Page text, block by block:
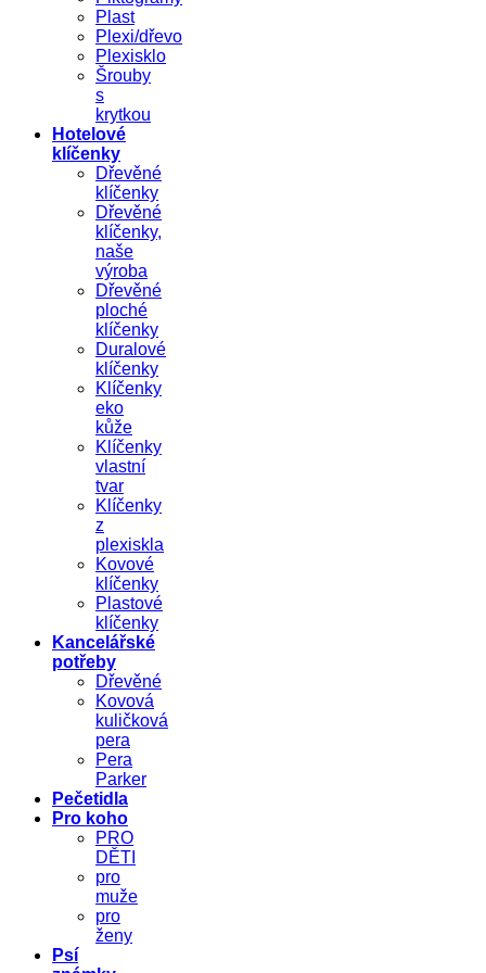
Plast
Plexi/dřevo
Plexisklo
Šrouby
s
krytkou
Hotelové
klíčenky
Dřevěné
klíčenky
Dřevěné
klíčenky,
naše
výroba
Dřevěné
ploché
klíčenky
Duralové
klíčenky
Klíčenky
eko
kůže
Klíčenky
vlastní
tvar
Klíčenky
z
plexiskla
Kovové
klíčenky
Plastové
klíčenky
Kancelářské
potřeby
Dřevěné
Kovová
kuličková
pera
Pera
Parker
Pečetidla
Pro koho
PRO
DĚTI
pro
muže
pro
ženy
Psí